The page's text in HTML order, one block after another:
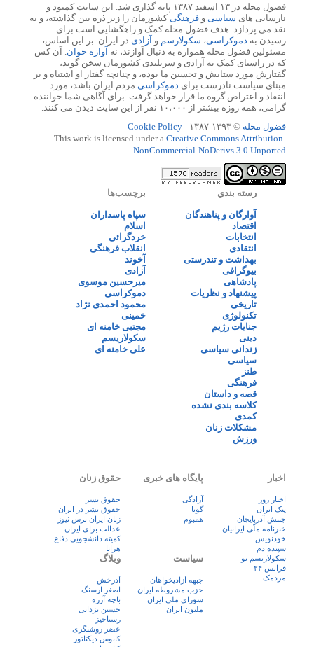
فضول محله در ۱۳ اسفند ۱۳۸۷ پایه گذاری شد. این سایت کمبود و
نارسایی های سیاسی و فرهنگی کشورمان را زیر ذره بین گذاشته، و به
نقد می پردازد. هدف فضول محله کمک و راهگشایی است برای
رسیدن به دموکراسی، سکولارسم و آزادی در ایران. بر این اساس،
مسئولین فضول محله همواره به دنبال آوازند، نه آوازه خوان . آن کس
که در راستای کمک به آزادی و سربلندی کشورمان سخن گوید،
گفتارش مورد ستایش و تحسین ما بوده، و چنانچه گفتار او اشتباه و بر
مبنای سیاست نادرست برای دموکراسی مردم ایران باشد، مورد
انتقاد و اعتراض گروه ما قرار خواهد گرفت. برای آگاهی شما خواننده
گرامی، همه روزه بیشتر از ۱۰،۰۰۰ نفر از این سایت دیدن می کنند.
فضول محله © ۱۳۹۳-۱۳۸۷ -
Cookie Policy
This work is licensed under a Creative Commons Attribution-
NonCommercial-NoDerivs 3.0 Unported
رسته بندي
آوارگان و پناهندگان
اقتصاد
انتخابات
انتقادی
بهداشت و تندرستی
بیوگرافی
پادشاهی
پیشنهاد و نظریات
تاریخی
تکنولوژی
جنایات رژیم
دینی
زندانی سیاسی
سیاسی
طنز
فرهنگی
قصه و داستان
کلاسه بندی نشده
کمدی
مشکلات زنان
ورزش
برچسب‌ها
سپاه پاسداران
اسلام
خردگرائی
انقلاب فرهنگی
آخوند
آزادی
میرحسین موسوی
دموکراسی
محمود احمدی نژاد
خمینی
مجتبی خامنه ای
سکولاریسم
علی خامنه ای
اخبار
اخبار روز
پيک ايران
جنبش آذربایجان
خبرنامه ملّی ایرانیان
خودنویس
سپیده دم
سکولاریسم نو
فرانس ۲۴
مردمک
پایگاه های خبری
آزادگی
گویا
همبوم
حقوق زنان
حقوق بشر
حقوق بشر در ایران
زنان ايران پرس نيوز
عدالت برای ایران
کمیته دانشجویی دفاع
هرانا
سیاست
جبهه آزادیخواهان
حزب مشروطه ایران
شورای ملی ایران
ملیون ایران
وبلاگ
آذرخش
اصغر ارسنگ
باچه آزره
حسین یزدانی
رستاخیز
عضر روشنگری
کابوس دیکتاتور